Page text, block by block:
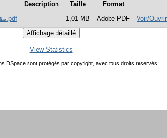
Description Taille
Format
مقال مجلة العلوم الانسانية.pdf
1,01 MB Adobe PDF Voir/Ouvrir
View Statistics
DSpace sont protégés par copyright, avec tous droits réservés.